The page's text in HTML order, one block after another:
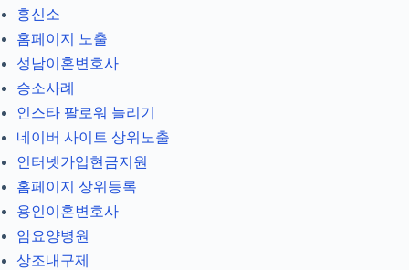
흥신소
홈페이지 노출
성남이혼변호사
승소사례
인스타 팔로워 늘리기
네이버 사이트 상위노출
인터넷가입현금지원
홈페이지 상위등록
용인이혼변호사
암요양병원
상조내구제